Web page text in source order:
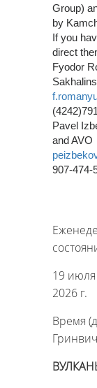
Group)
by
If you
direct
Fyodor
Pavel
and AVO
907-474-
19 июля
2026 г.
Время